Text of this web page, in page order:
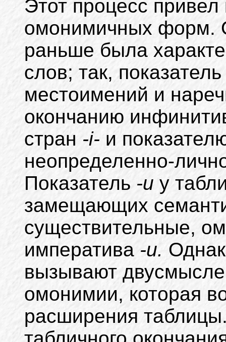
Этот процесс
омонимичных
раньше была
слов; так, показатель
местоимений и
окончанию
стран -i- и
неопределенно-
Показатель -и у
замещающих
существительные,
императива -и.
вызывают
омонимии, которая
расширения